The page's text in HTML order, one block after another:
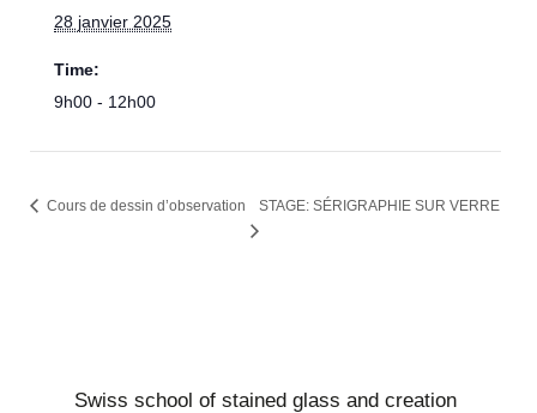
28 janvier 2025
Time:
9h00 - 12h00
Cours de dessin d’observation STAGE: SÉRIGRAPHIE SUR VERRE
Swiss school of stained glass and creation